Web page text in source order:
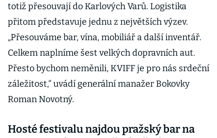
totiž přesouvají do Karlových Varů. Logistika
přitom představuje jednu z největších výzev.
„Přesouváme bar, vína, mobiliář a další inventář.
Celkem naplníme šest velkých dopravních aut.
Přesto bychom neměnili, KVIFF je pro nás srdeční
záležitost,“ uvádí generální manažer Bokovky
Roman Novotný.
Hosté festivalu najdou pražský bar na